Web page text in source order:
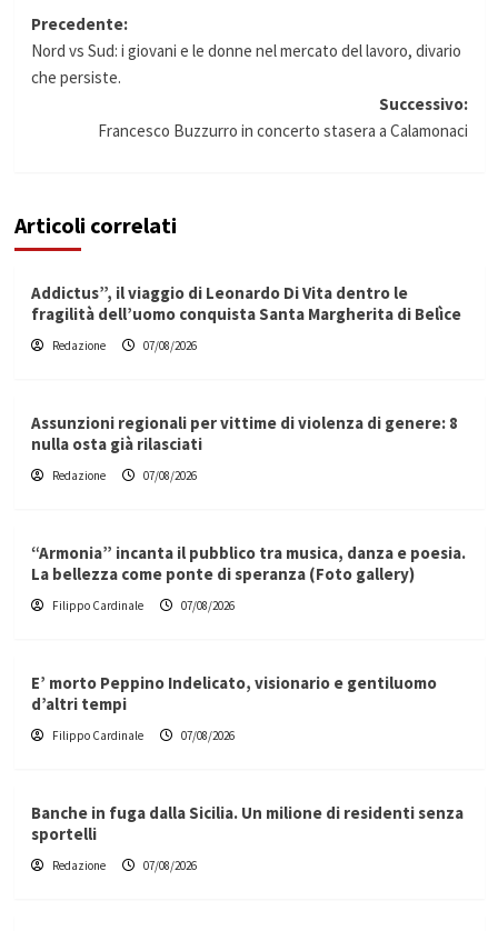
Navigazione
articolo
Precedente:
Nord vs Sud: i giovani e le donne nel mercato del lavoro, divario
che persiste.
Successivo:
Francesco Buzzurro in concerto stasera a Calamonaci
Articoli correlati
Addictus”, il viaggio di Leonardo Di Vita dentro le
fragilità dell’uomo conquista Santa Margherita di Belìce
Redazione 07/08/2026
Assunzioni regionali per vittime di violenza di genere: 8
nulla osta già rilasciati
Redazione 07/08/2026
“Armonia” incanta il pubblico tra musica, danza e poesia.
La bellezza come ponte di speranza (Foto gallery)
Filippo Cardinale 07/08/2026
E’ morto Peppino Indelicato, visionario e gentiluomo
d’altri tempi
Filippo Cardinale 07/08/2026
Banche in fuga dalla Sicilia. Un milione di residenti senza
sportelli
Redazione 07/08/2026